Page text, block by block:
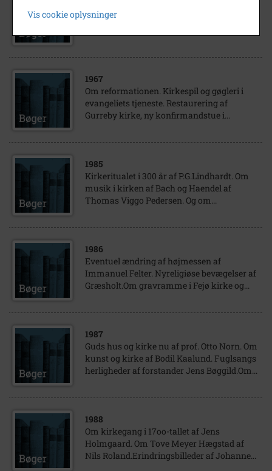
Falster. Om biskop Sankt Nikolaus som
1967
Om reformationen. Kirkespil og gøgleri i
evangeliets tjeneste. Restaurering af
Gurreby kirke, ny konfirmandstue i...
1985
Kirkeritualet i 300 år af P.G.Lindhardt. Om
musik i kirken af Bach og Haendel af
Thomas Viggo Pedersen. Og om...
1986
Eventuel ændring af højmessen af
Immanuel Felter. Nyreligiøse bevægelser af
Græsholt.Om gravramme i Fejø kirke og...
1987
Guds hus og kirke nu af prof. Otto Norn. Om
kunst og kirke af Bodil Kaalund. Fuglsangs
herligheder af forstander Jens Bøggild.Om...
1988
Om kirkegang i 17oo-tallet af Jens
Holmgaard. Om Tove Meyer Hægstad af
Nils Roland.Erindringsbilleder af Johanne...
Vis cookie oplysninger